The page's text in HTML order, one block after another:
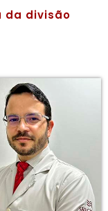
da divisão